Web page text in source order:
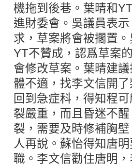
機拖到後巷。葉晴和
進財委會。吳議員表
求，草案將會被擱置
YT不贊成，認爲草案
會修改草案。葉晴建
體不適，找李文信開
回到急症科，得知程
裂嚴重，而且昏迷不
裂，需要及時修補胸
人再說。蘇怡得知唐
職。李文信勸住唐明